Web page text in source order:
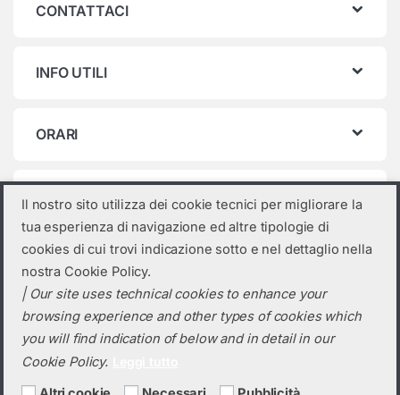
CONTATTACI
INFO UTILI
ORARI
Categorie prodotto
Seleziona una categoria
Il nostro sito utilizza dei cookie tecnici per migliorare la
tua esperienza di navigazione ed altre tipologie di
cookies di cui trovi indicazione sotto e nel dettaglio nella
nostra Cookie Policy.
| Our site uses technical cookies to enhance your
browsing experience and other types of cookies which
you will find indication of below and in detail in our
Cookie Policy.